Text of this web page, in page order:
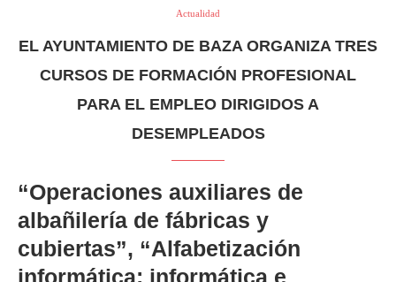
Actualidad
EL AYUNTAMIENTO DE BAZA ORGANIZA TRES
CURSOS DE FORMACIÓN PROFESIONAL
PARA EL EMPLEO DIRIGIDOS A
DESEMPLEADOS
“Operaciones auxiliares de
albañilería de fábricas y
cubiertas”, “Alfabetización
informática: informática e